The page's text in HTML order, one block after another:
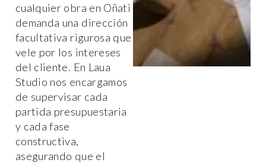
cualquier obra en Oñati
demanda una dirección
facultativa rigurosa que
vele por los intereses
del cliente. En Laua
Studio nos encargamos
de supervisar cada
partida presupuestaria
y cada fase
constructiva,
asegurando que el